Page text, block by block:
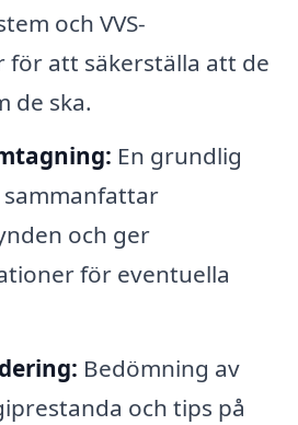
och VVS-
för att säkerställa att de
de ska.
En grundlig
och ger
för eventuella
Bedömning av
och tips på